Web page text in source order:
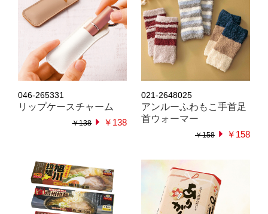
046-265331
リップケースチャーム
￥138 ￥138
021-2648025
アンルーふわもこ手首足
首ウォーマー
￥158 ￥158